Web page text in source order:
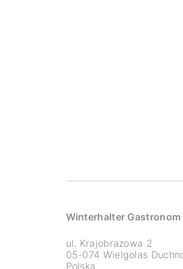
Winterhalter Gastronom
ul. Krajobrazowa 2
05-074 Wielgolas
Polska